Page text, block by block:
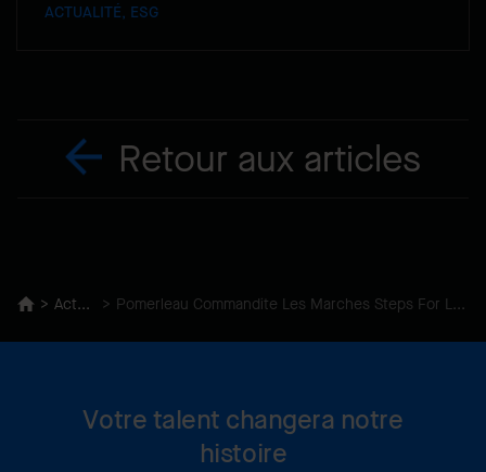
ACTUALITÉ, ESG
Retour aux articles
Actualités Pomerleau Commandite Les Marches Steps For Life À Travers Le Canada
Votre talent changera notre
histoire